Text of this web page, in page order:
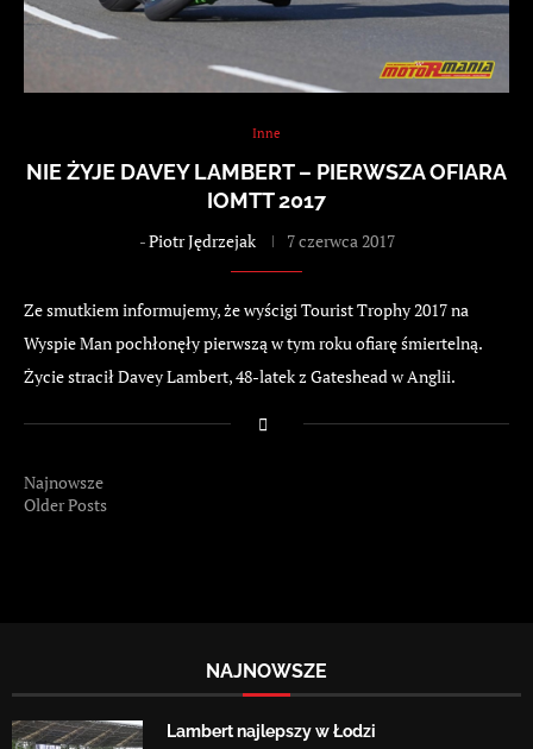
Inne
NIE ŻYJE DAVEY LAMBERT – PIERWSZA OFIARA
IOMTT 2017
-Piotr Jędrzejak 7 czerwca 2017
Ze smutkiem informujemy, że wyścigi Tourist Trophy 2017 na
Wyspie Man pochłonęły pierwszą w tym roku ofiarę śmiertelną.
Życie stracił Davey Lambert, 48-latek z Gateshead w Anglii.
Najnowsze
Older Posts
NAJNOWSZE
Lambert najlepszy w Łodzi